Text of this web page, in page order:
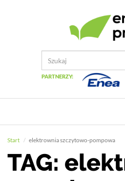
PARTNERZY:
Start elektrownia szczytowo-pompowa
TAG: